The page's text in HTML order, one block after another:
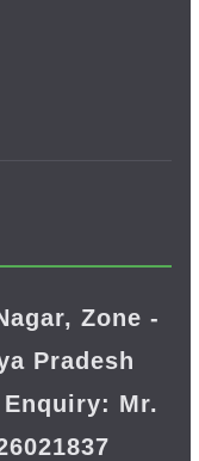
Zone -
Pradesh
Mr.